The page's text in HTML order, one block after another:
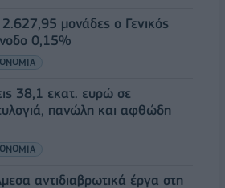
2.627,95 μονάδες ο Γενικός
0,15%
38,1 εκατ. ευρώ σε
πανώλη και αφθώδη
αντιδιαβρωτικά έργα στη